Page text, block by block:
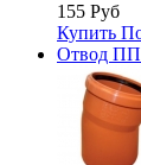
155 Руб
Купить
Отвод ПП